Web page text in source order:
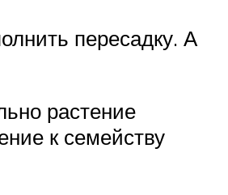
пересадку. А
растение
к семейству